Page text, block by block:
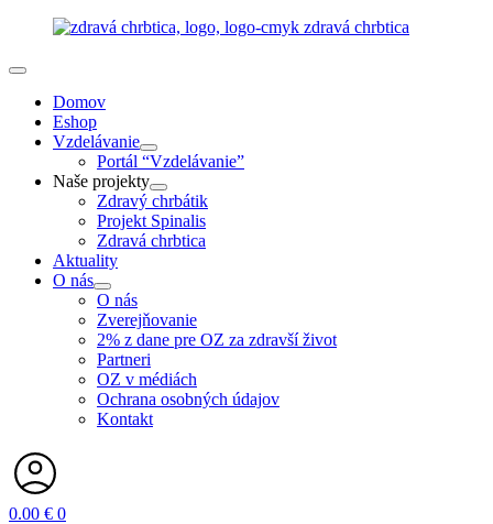
Domov
Eshop
Vzdelávanie
Portál “Vzdelávanie”
Naše projekty
Zdravý chrbátik
Projekt Spinalis
Zdravá chrbtica
Aktuality
O nás
O nás
Zverejňovanie
2% z dane pre OZ za zdravší život
Partneri
OZ v médiách
Ochrana osobných údajov
Kontakt
0.00 € 0